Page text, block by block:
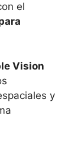
el
Vision
y